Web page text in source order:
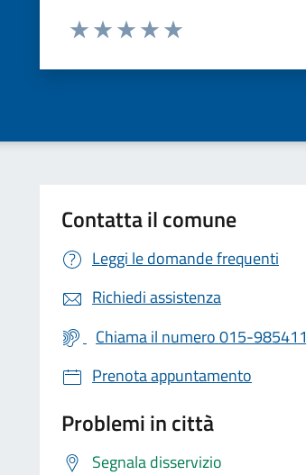
Valuta da 1 a 5 stelle la pagina
Contatta il comune
Leggi le domande frequenti
Richiedi assistenza
Chiama il numero 015-985411
Prenota appuntamento
Problemi in città
Segnala disservizio